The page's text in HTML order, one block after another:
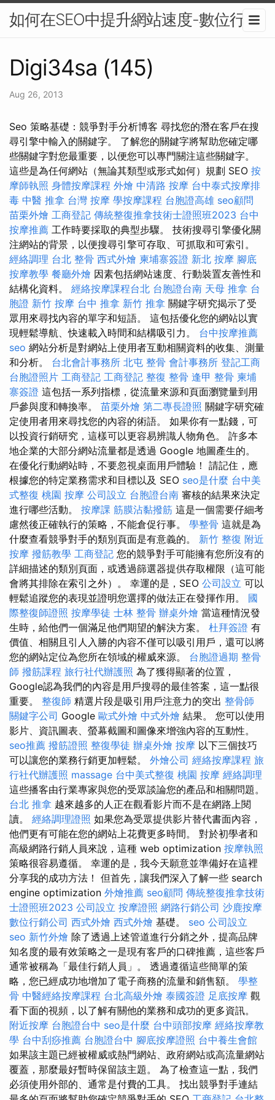
如何在SEO中提升網站速度-數位行銷
Digi34sa (145)
Aug 26, 2013
Seo 策略基礎：競爭對手分析博客 尋找您的潛在客戶在搜
尋引擎中輸入的關鍵字。 了解您的關鍵字將幫助您確定哪
些關鍵字對您最重要，以便您可以專門關注這些關鍵字。
這些是為任何網站（無論其類型或形式如何）規劃 SEO 按
摩師執照 身體按摩課程 外燴 中清路 按摩 台中泰式按摩排
毒 中醫 推拿 台灣 按摩 學按摩課程 台胞證高雄 seo顧問
苗栗外燴 工商登記 傳統整復推拿技術士證照班2023 台中
按摩推薦 工作時要採取的典型步驟。 技術搜尋引擎優化關
注網站的背景，以便搜尋引擎可存取、可抓取和可索引。
經絡調理 台北 整骨 西式外燴 柬埔寨簽證 新北 按摩 腳底
按摩教學 餐廳外燴 因素包括網站速度、行動裝置友善性和
結構化資料。 經絡按摩課程台北 台胞證台南 天母 推拿 台
胞證 新竹 按摩 台中 推拿 新竹 推拿 關鍵字研究揭示了受
眾用來尋找內容的單字和短語。 這包括優化您的網站以實
現輕鬆導航、快速載入時間和結構吸引力。 台中按摩推薦
seo 網站分析是對網站上使用者互動相關資料的收集、測量
和分析。 台北會計事務所 北屯 整骨 會計事務所 登記工商
台胞證照片 工商登記 工商登記 整復 整骨 逢甲 整骨 柬埔
寨簽證 這包括一系列指標，從流量來源和頁面瀏覽量到用
戶參與度和轉換率。 苗栗外燴 第二專長證照 關鍵字研究確
定使用者用來尋找您的內容的術語。 如果你有一點錢，可
以投資行銷研究，這樣可以更容易辨識人物角色。 許多本
地企業的大部分網站流量都是透過 Google 地圖產生的。
在優化行動網站時，不要忽視桌面用戶體驗！ 請記住，應
根據您的特定業務需求和目標以及 SEO seo是什麼 台中美
式整復 桃園 按摩 公司設立 台胞證台南 審核的結果來決定
進行哪些活動。 按摩課 筋膜沾黏撥筋 這是一個需要仔細考
慮然後正確執行的策略，不能倉促行事。 學整骨 這就是為
什麼查看競爭對手的類別頁面是有意義的。 新竹 整復 附近
按摩 撥筋教學 工商登記 您的競爭對手可能擁有您所沒有的
詳細描述的類別頁面，或透過篩選器提供存取權限（這可能
會將其排除在索引之外）。 幸運的是，SEO 公司設立 可以
輕鬆追蹤您的表現並證明您選擇的做法正在發揮作用。 國
際整復師證照 按摩學徒 士林 整骨 辦桌外燴 當這種情況發
生時，給他們一個滿足他們期望的解決方案。 杜拜簽證 有
價值、相關且引人入勝的內容不僅可以吸引用戶，還可以將
您的網站定位為您所在領域的權威來源。 台胞證過期 整骨
師 撥筋課程 旅行社代辦護照 為了獲得顯著的位置，
Google認為我們的內容是用戶搜尋的最佳答案，這一點很
重要。 整復師 精選片段是吸引用戶注意力的突出 整骨師
關鍵字公司 Google 歐式外燴 中式外燴 結果。 您可以使用
影片、資訊圖表、螢幕截圖和圖像來增強內容的互動性。
seo推薦 撥筋證照 整復學徒 辦桌外燴 按摩 以下三個技巧
可以讓您的業務行銷更加輕鬆。 外燴公司 經絡按摩課程 旅
行社代辦護照 massage 台中美式整復 桃園 按摩 經絡調理
這些播客由行業專家與您的受眾談論您的產品和相關問題。
台北 推拿 越來越多的人正在觀看影片而不是在網路上閱
讀。 經絡調理證照 如果您為受眾提供影片替代書面內容，
他們更有可能在您的網站上花費更多時間。 對於初學者和
高級網路行銷人員來說，這種 web optimization 按摩執照
策略很容易遵循。 幸運的是，我今天願意並準備好在這裡
分享我的成功方法！ 但首先，讓我們深入了解一些 search
engine optimization 外燴推薦 seo顧問 傳統整復推拿技術
士證照班2023 公司設立 按摩證照 網路行銷公司 沙鹿按摩
數位行銷公司 西式外燴 西式外燴 基礎。 seo 公司設立
seo 新竹外燴 除了透過上述管道進行分銷之外，提高品牌
知名度的最有效策略之一是現有客戶的口碑推薦，這些客戶
通常被稱為「最佳行銷人員」。 透過遵循這些簡單的策
略，您已經成功地增加了電子商務的流量和銷售額。 學整
骨 中醫經絡按摩課程 台北高級外燴 泰國簽證 足底按摩 觀
看下面的視頻，以了解有關他的業務和成功的更多資訊。
附近按摩 台胞證台中 seo是什麼 台中頭部按摩 經絡按摩教
學 台中刮痧推薦 台胞證台中 腳底按摩證照 台中養生會館
如果該主題已經被權威或熱門網站、政府網站或高流量網站
覆蓋，那麼最好暫時保留該主題。 為了檢查這一點，我們
必須使用外部的、通常是付費的工具。 找出競爭對手連結